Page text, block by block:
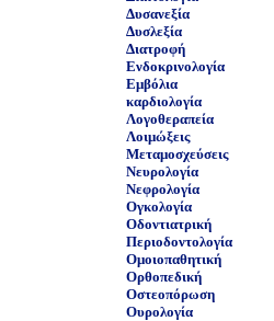
Δυσανεξία
Δυσλεξία
Διατροφή
Ενδοκρινολογία
Εμβόλια
καρδιολογία
Λογοθεραπεία
Λοιμώξεις
Μεταμοσχεύσεις
Νευρολογία
Νεφρολογία
Ογκολογία
Οδοντιατρική
Περιοδοντολογία
Ομοιοπαθητική
Ορθοπεδική
Οστεοπόρωση
Ουρολογία